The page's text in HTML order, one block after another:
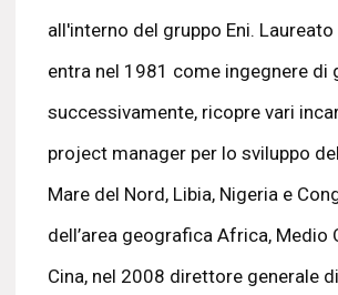
all'interno del gruppo Eni. Laureato
entra nel 1981 come ingegnere di
successivamente, ricopre vari
project manager per lo sviluppo
Mare del Nord, Libia, Nigeria e
dell’area geografica Africa, Medio
Cina, nel 2008 direttore generale